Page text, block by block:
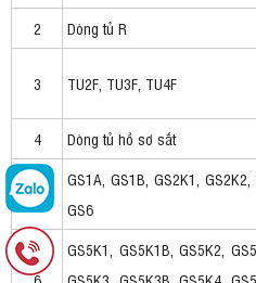
2
Dòng tủ R
3 TU2F, TU3F, TU4F
4
Dòng tủ hồ sơ sắt
5
GS1A, GS1B, GS2K1, GS2K2,
GS6
GS5K1, GS5K1B, GS5K2,